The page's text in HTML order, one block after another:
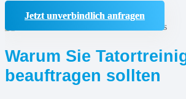
Jetzt unverbindlich anfragen
Warum Sie
beauftragen sollten